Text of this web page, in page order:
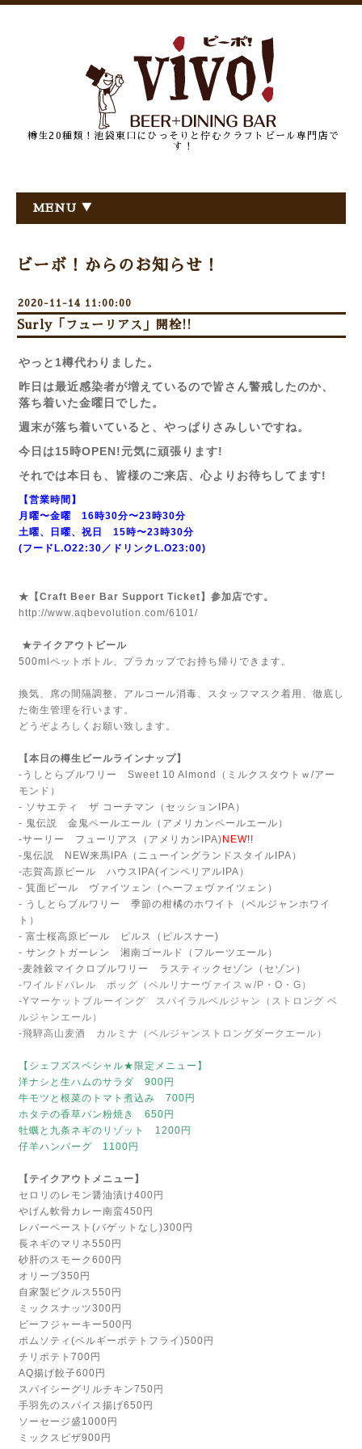
樽生20種類！池袋東口にひっそりと佇むクラフトビール専門店で
す！
MENU ▼
ビーボ！からのお知らせ！
2020-11-14 11:00:00
Surly「フューリアス」開栓!!
やっと1樽代わりました。
昨日は最近感染者が増えているので皆さん警戒したのか、
落ち着いた金曜日でした。
週末が落ち着いていると、やっぱりさみしいですね。
今日は15時OPEN!元気に頑張ります!
それでは本日も、皆様のご来店、心よりお待ちしてます!
【営業時間】
月曜〜金曜 16時30分〜23時30分
土曜、日曜、祝日 15時〜23時30分
(フードL.O22:30／ドリンクL.O23:00)
★【Craft Beer Bar Support Ticket】参加店です。
http://www.aqbevolution.com/6101/
★テイクアウトビール
500mlペットボトル、プラカップでお持ち帰りできます。
換気、席の間隔調整、アルコール消毒、スタッフマスク着用、徹底し
た衛生管理を行います。
どうぞよろしくお願い致します。
【本日の樽生ビールラインナップ】
-うしとらブルワリー Sweet 10 Almond（ミルクスタウトｗ/アー
モンド）
- ソサエティ ザ コーチマン（セッションIPA）
- 鬼伝説 金鬼ペールエール（アメリカンペールエール）
-サーリー フューリアス（アメリカンIPA) NEW!!
-鬼伝説 NEW来馬IPA（ニューイングランドスタイルIPA）
-志賀高原ビール ハウスIPA(インペリアルIPA）
- 箕面ビール ヴァイツェン（ヘーフェヴァイツェン）
- うしとらブルワリー 季節の柑橘のホワイト（ベルジャンホワイ
ト）
- 富士桜高原ビール ピルス（ピルスナー)
- サンクトガーレン 湘南ゴールド（フルーツエール）
-麦雑穀マイクロブルワリー ラスティックセゾン（セゾン）
-ワイルドバレル ポッグ（ベルリナーヴァイスｗ/P・O・G）
-Yマーケットブルーイング スパイラルベルジャン（ストロング ベ
ルジャンエール）
-飛騨高山麦酒 カルミナ（ベルジャンストロングダークエール）
【シェフズスペシャル★限定メニュー】
洋ナシと生ハムのサラダ 900円
牛モツと根菜のトマト煮込み 700円
ホタテの香草パン粉焼き 650円
牡蠣と九条ネギのリゾット 1200円
仔羊ハンバーグ 1100円
【テイクアウトメニュー】
セロリのレモン醤油漬け400円
やげん軟骨カレー南蛮450円
レバーペースト(バゲットなし)300円
長ネギのマリネ550円
砂肝のスモーク600円
オリーブ350円
自家製ピクルス550円
ミックスナッツ300円
ビーフジャーキー500円
ポムソティ(ベルギーポテトフライ)500円
チリポテト700円
AQ揚げ餃子600円
スパイシーグリルチキン750円
手羽先のスパイス揚げ650円
ソーセージ盛1000円
ミックスピザ900円